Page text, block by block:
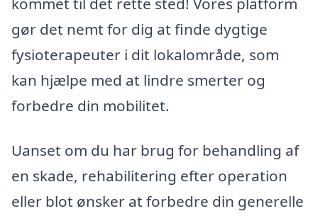
gør det nemt for dig at finde dygtige
fysioterapeuter i dit lokalområde, som
kan hjælpe med at lindre smerter og
forbedre din mobilitet.
Uanset om du har brug for behandling af
en skade, rehabilitering efter operation
eller blot ønsker at forbedre din generelle